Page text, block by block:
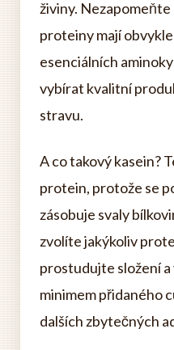
živiny.
proteiny mají
esenciálních
vybírat kvalitní
stravu.
A co takový kasein?
protein, protože se
zásobuje svaly
zvolíte jakýkoliv
prostudujte složení
minimem přidaného
dalších zbytečných